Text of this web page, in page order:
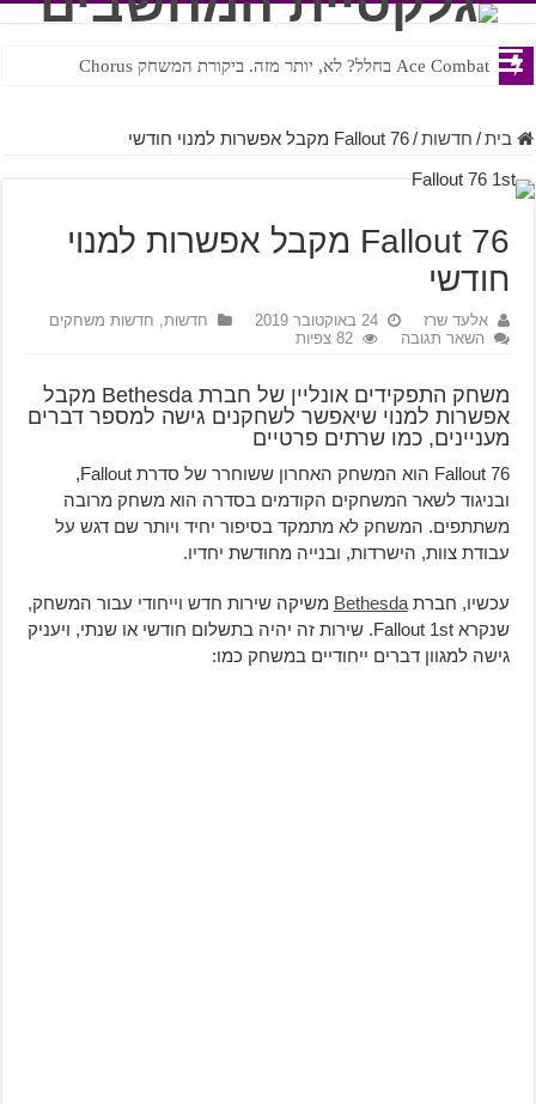
Ace Combat בחלל? לא, יותר מזה. ביקורת המשחק Chorus
Steven Universe והשירים שתורגמו בצורה נוראית לעברית
בית / חדשות / Fallout 76 מקבל אפשרות למנוי חודשי
Fallout 76 מקבל אפשרות למנוי
חודשי
אלעד שרז 24 באוקטובר 2019 חדשות, חדשות משחקים
השאר תגובה
82 צפיות
משחק התפקידים אונליין של חברת Bethesda מקבל
אפשרות למנוי שיאפשר לשחקנים גישה למספר דברים
מעניינים, כמו שרתים פרטיים
Fallout 76 הוא המשחק האחרון ששוחרר של סדרת Fallout,
ובניגוד לשאר המשחקים הקודמים בסדרה הוא משחק מרובה
משתתפים. המשחק לא מתמקד בסיפור יחיד ויותר שם דגש על
עבודת צוות, הישרדות, ובנייה מחודשת יחדיו.
עכשיו, חברת Bethesdaמשיקה שירות חדש וייחודי עבור המשחק,
שנקרא Fallout 1st. שירות זה יהיה בתשלום חודשי או שנתי, ויעניק
גישה למגוון דברים ייחודיים במשחק כמו: